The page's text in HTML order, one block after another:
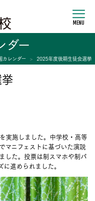
MENU
ダー
カレンダー 2025年度後期生徒会選挙
施しました。中学校・高等
マニフェストに基づいた演説
した。投票は制スマホや制パ
進められました。